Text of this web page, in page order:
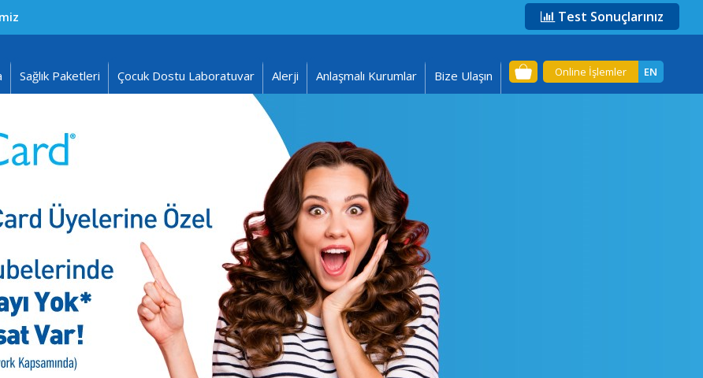
Test Sonuçlarınız
EN
Online İşlemler
Bize Ulaşın
Anlaşmalı Kurumlar
Alerji
Çocuk Dostu Laboratuvar
Sağlık Paketleri